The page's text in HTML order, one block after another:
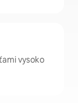
vysoko